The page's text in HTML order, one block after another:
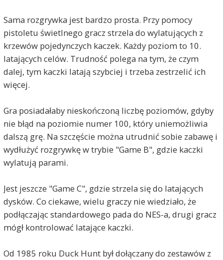
Sama rozgrywka jest bardzo prosta. Przy pomocy
pistoletu świetlnego gracz strzela do wylatujących z
krzewów pojedynczych kaczek. Każdy poziom to 10.
latających celów. Trudność polega na tym, że czym
dalej, tym kaczki latają szybciej i trzeba zestrzelić ich
więcej.
Gra posiadałaby nieskończoną liczbę poziomów, gdyby
nie błąd na poziomie numer 100, który uniemożliwia
dalszą grę. Na szczęście można utrudnić sobie zabawę i
wydłużyć rozgrywkę w trybie "Game B", gdzie kaczki
wylatują parami.
Jest jeszcze "Game C", gdzie strzela się do latających
dysków. Co ciekawe, wielu graczy nie wiedziało, że
podłączając standardowego pada do NES-a, drugi gracz
mógł kontrolować latające kaczki.
Od 1985 roku Duck Hunt był dołączany do zestawów z